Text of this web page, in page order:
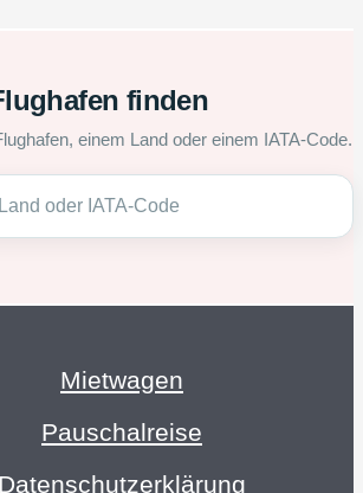
finden
einem Land oder einem IATA-Code.
Mietwagen
Pauschalreise
Datenschutzerklärung